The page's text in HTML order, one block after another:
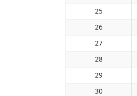
25
26
27
28
29
30